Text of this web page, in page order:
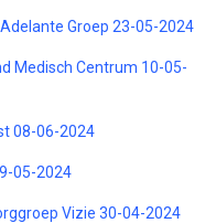
Groep 23-05-2024
Medisch Centrum 10-05-
08-06-2024
05-2024
Vizie 30-04-2024